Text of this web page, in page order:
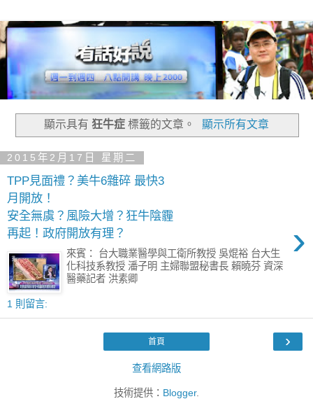
顯示具有 狂牛症標籤的文章。 顯示所有文章
2015年2月17日 星期二
TPP見面禮？美牛6雜碎 最快3
月開放！
安全無虞？風險大增？狂牛陰霾
再起！政府開放有理？
›
來賓： 台大職業醫學與工衛所教授 吳焜裕 台大生
化科技系教授 潘子明 主婦聯盟秘書長 賴曉芬 資深
醫藥記者 洪素卿
1 則留言:
›
首頁
查看網路版
技術提供： Blogger.